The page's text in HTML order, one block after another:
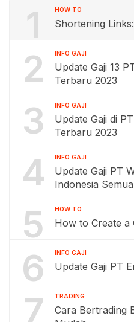
1 HOW TO
Shortening
2 INFO GAJI
Update Gaji 13
Terbaru 2023
3 INFO GAJI
Update Gaji di
Terbaru 2023
4 INFO GAJI
Update Gaji PT
Indonesia
5 HOW TO
How to Create
6 INFO GAJI
Update Gaji PT
7 TRADING
Cara Bertrading